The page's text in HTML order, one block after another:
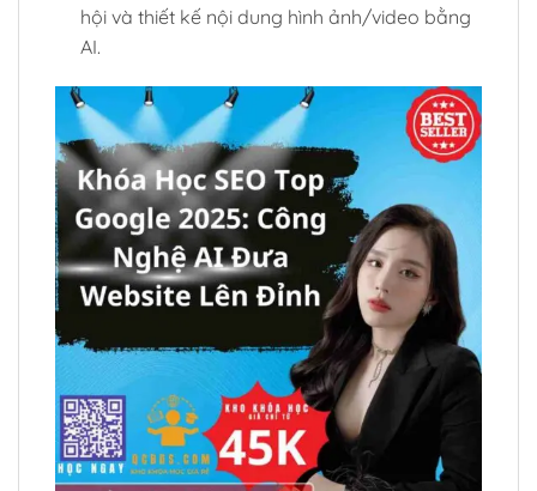
hội và thiết kế nội dung hình ảnh/video bằng
AI.